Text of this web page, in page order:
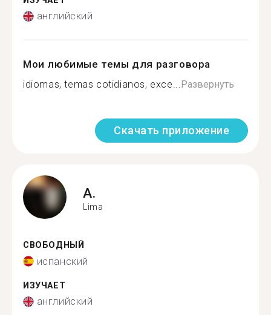
английский
Мои любимые темы для разговора
idiomas, temas cotidianos, exce...Развернуть
Скачать приложение
A.
Lima
СВОБОДНЫЙ
испанский
ИЗУЧАЕТ
английский